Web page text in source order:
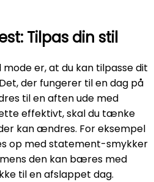
Tilpas din stil
er, at du kan tilpasse dit
der fungerer til en dag på
til en aften ude med
effektivt, skal du tænke
kan ændres. For eksempel
op med statement-smykker
den kan bæres med
til en afslappet dag.